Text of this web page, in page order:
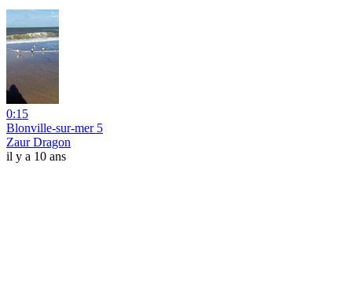
0:15
Blonville-sur-mer 5
Zaur Dragon
il y a 10 ans